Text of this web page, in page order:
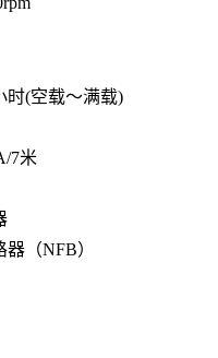
时(空载～满载)
7米
（NFB）